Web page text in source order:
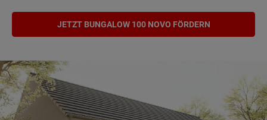
JETZT BUNGALOW 100 NOVO FÖRDERN